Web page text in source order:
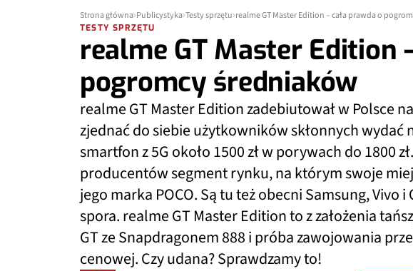
Strona główna Publicystyka Testy sprzętu realme GT Master Edition – cała prawda o
TESTY SPRZĘTU
realme GT Master Edition
pogromcy średniaków
realme GT Master Edition zadebiutował w Polsce
zjednać do siebie użytkowników skłonnych wydać
smartfon z 5G około 1500 zł w porywach do 1800
producentów segment rynku, na którym swoje
jego marka POCO. Są tu też obecni Samsung, Vivo
spora. realme GT Master Edition to z założenia
GT ze Snapdragonem 888 i próba zawojowania
cenowej. Czy udana? Sprawdzamy to!